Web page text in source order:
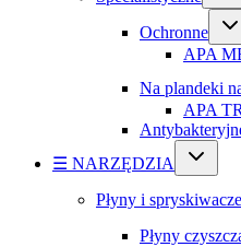
Ochronne
APA
Na plandeki
APA
☰ NARZĘDZIA
Płyny i spryskiwacze
Płyny